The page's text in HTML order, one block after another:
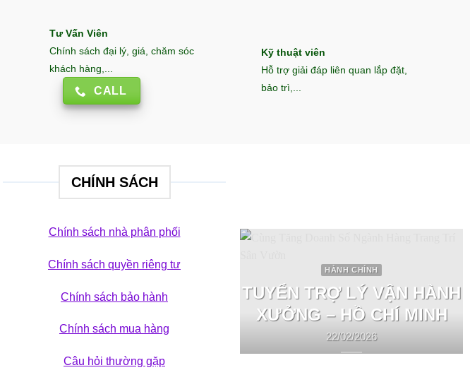
Tư Vấn Viên
Chính sách đại lý, giá, chăm sóc
khách hàng,...
CALL
Kỹ thuật viên
Hỗ trợ giải đáp liên quan lắp đặt,
bảo trì,...
CHÍNH SÁCH
Chính sách nhà phân phối
Chính sách quyền riêng tư
Chính sách bảo hành
Chính sách mua hàng
Câu hỏi thường gặp
HÀNH CHÍNH
TUYỂN TRỢ LÝ VẬN HÀNH
XƯỞNG – HỒ CHÍ MINH
22/02/2026